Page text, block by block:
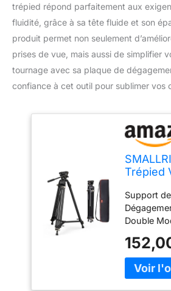
trépied répond parfaitement aux
fluidité, grâce à sa tête fluide et son
produit permet non seulement
prises de vue, mais aussi de simplifier
tournage avec sa plaque de
confiance à cet outil pour sublimer vos
Trépied
8kg Max
Support
Double
avec deux
plaques à
rapide -